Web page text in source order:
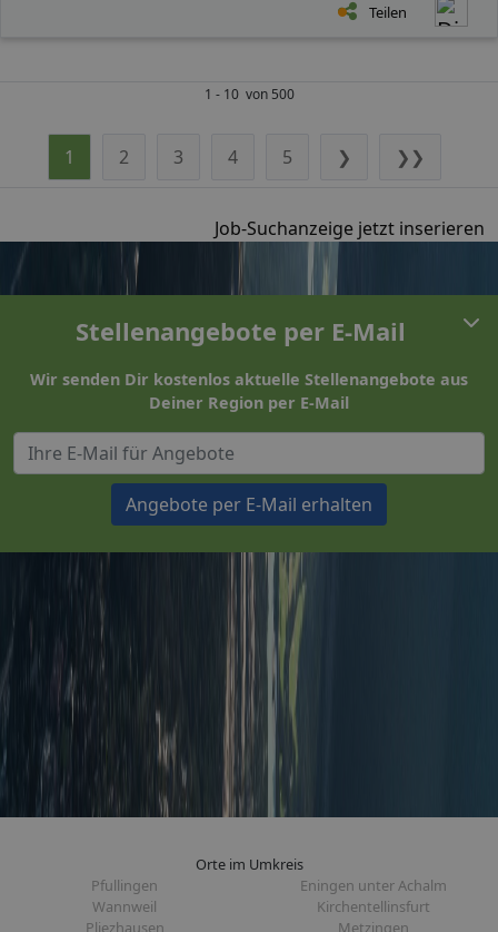
Teilen
1 - 10 von 500
1 2 3 4 5 ❯ ❯❯
Job-Suchanzeige jetzt inserieren
Stellenangebote per E-Mail
Wir senden Dir kostenlos aktuelle Stellenangebote aus
Deiner Region per E-Mail
Angebote per E-Mail erhalten
Orte im Umkreis
Pfullingen
Eningen unter Achalm
Wannweil
Kirchentellinsfurt